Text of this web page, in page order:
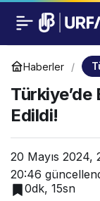
Haberler
Türkiye’de
Edildi!
20 Mayıs 2024,
20:46
0dk, 15sn
Türkiye’de
Milli Yas İlan